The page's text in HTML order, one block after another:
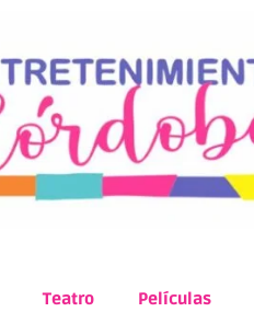
Teatro Películas